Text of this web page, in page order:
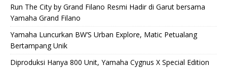
Run The City by Grand Filano Resmi Hadir di Garut bersama
Yamaha Grand Filano
Yamaha Luncurkan BW’S Urban Explore, Matic Petualang
Bertampang Unik
Diproduksi Hanya 800 Unit, Yamaha Cygnus X Special Edition